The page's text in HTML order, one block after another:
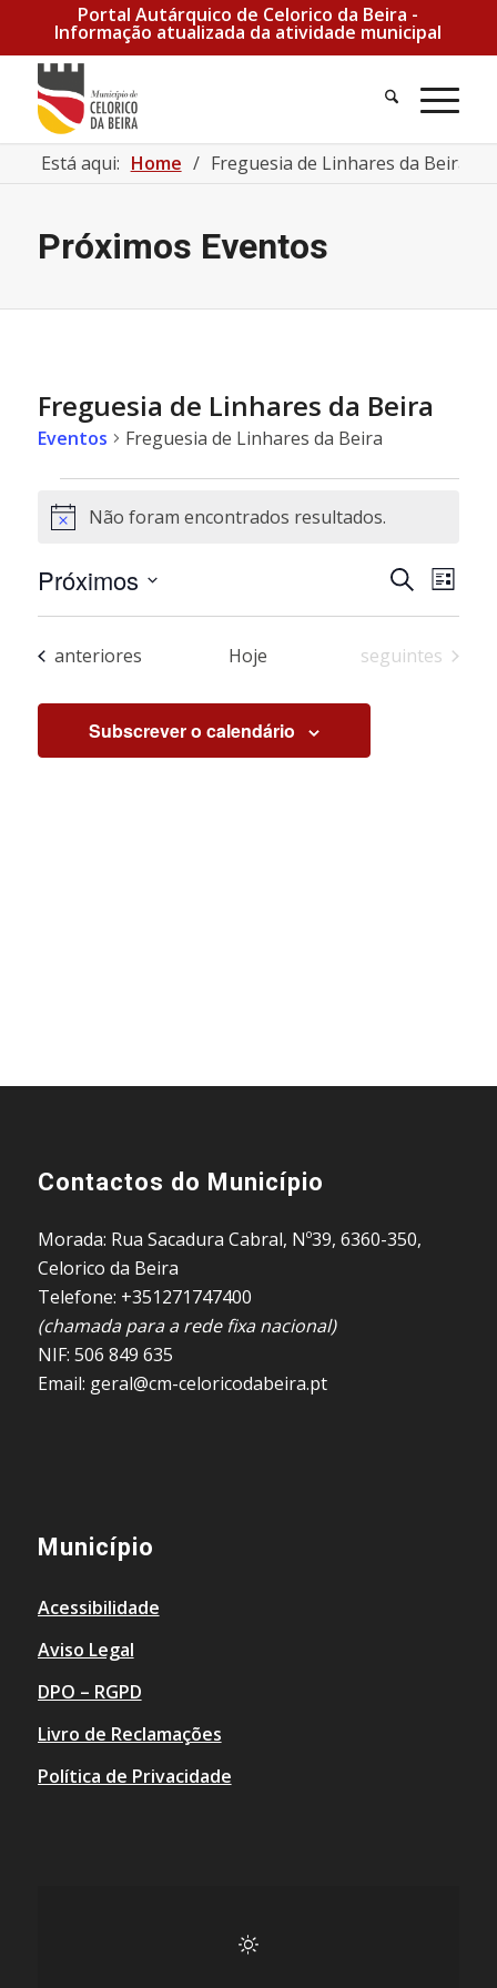
Portal Autárquico de Celorico da Beira -
Informação atualizada da atividade municipal
Pesquisa
Está aqui: Home / Freguesia de Linhares da Beira
Próximos Eventos
Freguesia de Linhares da Beira
Eventos Freguesia de Linhares da Beira
AvisoNão foram encontrados resultados.
e
Pesquisar
de
de
Lista
Próximos
Selecione
data.
Eventos
anteriores Hoje Eventos
seguintes
Subscrever o calendário
Contactos do Município
Morada: Rua Sacadura Cabral, Nº39, 6360-350,
Celorico da Beira
Telefone: +351271747400
(chamada para a rede fixa nacional)
NIF: 506 849 635
Email: geral@cm-celoricodabeira.pt
Município
Acessibilidade
Aviso Legal
DPO – RGPD
Livro de Reclamações
Política de Privacidade